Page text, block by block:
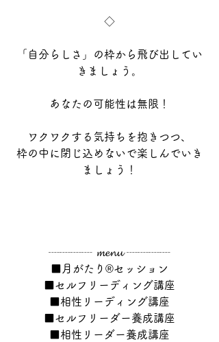
◇
「自分らしさ」の枠から飛び出してい
きましょう。
あなたの可能性は無限！
ワクワクする気持ちを抱きつつ、
枠の中に閉じ込めないで楽しんでいき
ましょう！
┈┈┈┈ 𝓶𝓮𝓷𝓾 ┈┈┈┈
■月がたり®セッション
■セルフリーディング講座
■相性リーディング講座
■セルフリーダー養成講座
■相性リーダー養成講座